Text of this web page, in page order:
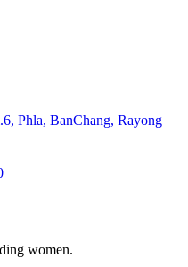
Phla, BanChang, Rayong
women.